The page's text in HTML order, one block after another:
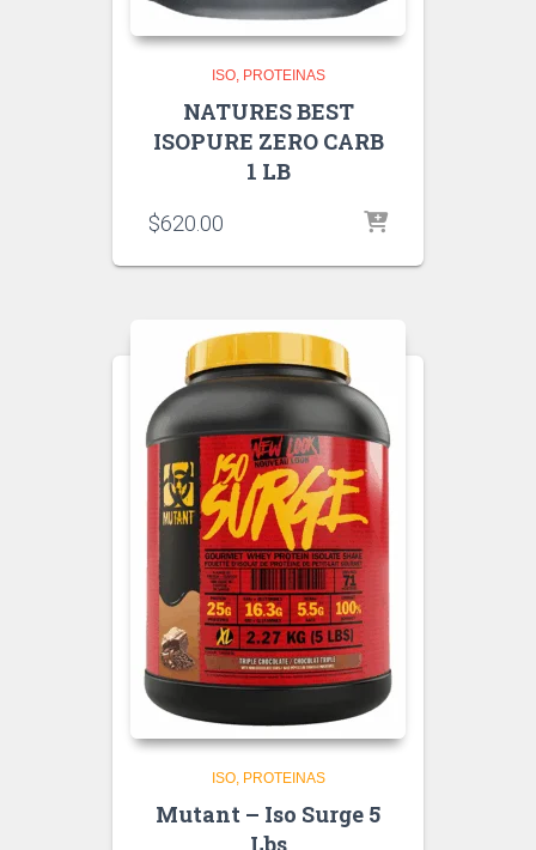
ISO PROTEINAS
NATURES BEST
ISOPURE ZERO CARB
1 LB
$620.00
ISO PROTEINAS
Mutant – Iso Surge 5
Lbs